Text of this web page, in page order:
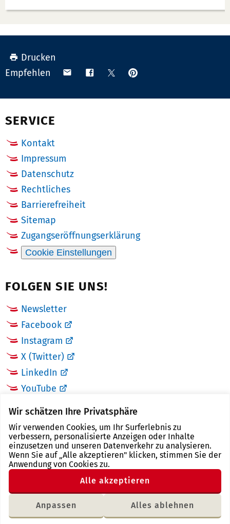
Wir schätzen Ihre Privatsphäre
Wir verwenden Cookies, um Ihr Surferlebnis zu
verbessern, personalisierte Anzeigen oder Inhalte
einzusetzen und unseren Datenverkehr zu analysieren.
Wenn Sie auf „Alle akzeptieren" klicken, stimmen Sie der
Anwendung von Cookies zu.
Anpassen Alles ablehnen
Alle akzeptieren
Drucken
Empfehlen
Teilen Teilen TeilenAnpinnen
SERVICE
Kontakt
Impressum
Datenschutz
Rechtliches
Barrierefreiheit
Sitemap
Zugangseröffnungserklärung
Cookie Einstellungen
FOLGEN SIE UNS!
Newsletter
Facebook
Instagram
X (Twitter)
LinkedIn
YouTube
LINKS
Landkreis Zwickau
Tourismusregion Zwickau
Freistaat Sachsen
Region Zwickau